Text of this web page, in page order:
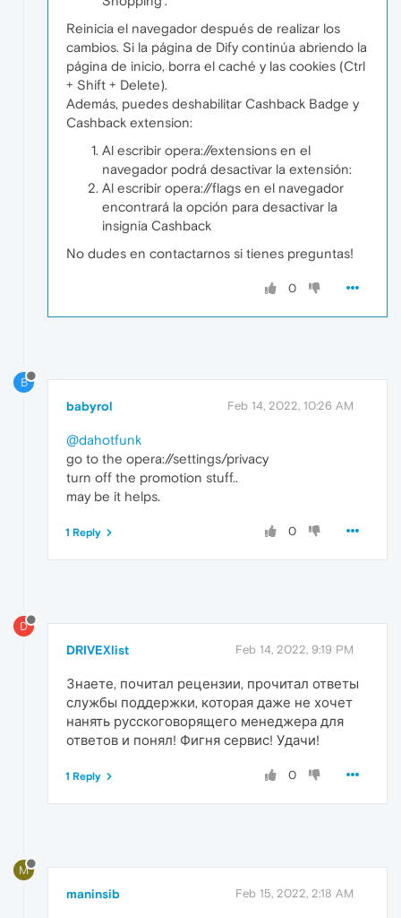
Reinicia el navegador después de realizar los
cambios. Si la página de Dify continúa abriendo la
página de inicio, borra el caché y las cookies (Ctrl
+ Shift + Delete).
Además, puedes deshabilitar Cashback Badge y
Cashback extension:
Al escribir opera://extensions en el
navegador podrá desactivar la extensión:
Al escribir opera://flags en el navegador
encontrará la opción para desactivar la
insignia Cashback
No dudes en contactarnos si tienes preguntas!
0
B
babyrol Feb 14, 2022, 10:26 AM
@dahotfunk
go to the opera://settings/privacy
turn off the promotion stuff..
may be it helps.
0
1 Reply
D
DRIVEXlist Feb 14, 2022, 9:19 PM
Знаете, почитал рецензии, прочитал ответы
службы поддержки, которая даже не хочет
нанять русскоговорящего менеджера для
ответов и понял! Фигня сервис! Удачи!
0
1 Reply
M
maninsib Feb 15, 2022, 2:18 AM